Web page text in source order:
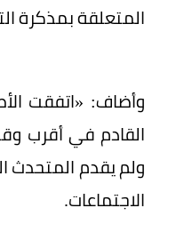
المتعلقة بمذكرة
وأضاف: «اتفقت
القادم في أقرب
ولم يقدم المتحدث
الاجتماعات.